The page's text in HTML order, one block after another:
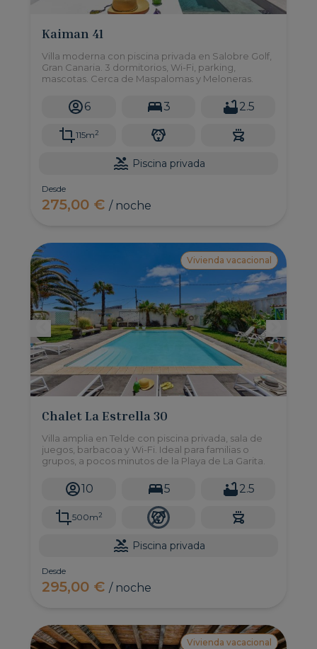
Kaiman 41
Villa moderna con piscina privada en Salobre Golf,
Gran Canaria. 3 dormitorios, Wi-Fi, parking,
mascotas. Cerca de Maspalomas y Meloneras.
6 3 2.5
115m2
Piscina privada
Desde
275,00 €/ noche
Vivienda vacacional
Chalet La Estrella 30
Villa amplia en Telde con piscina privada, sala de
juegos, barbacoa y Wi-Fi. Ideal para familias o
grupos, a pocos minutos de la Playa de La Garita.
10 5 2.5
500m2
Piscina privada
Desde
295,00 €/ noche
Vivienda vacacional